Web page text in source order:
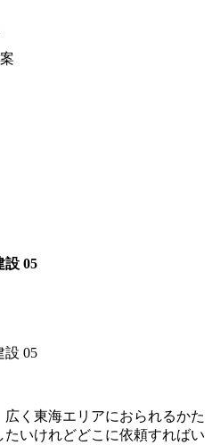
設 05
設 05
く東海エリアにおられるかた
いけれどどこに依頼すればい